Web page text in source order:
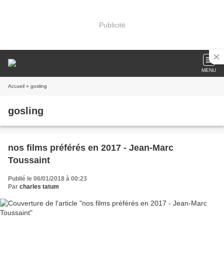
Publicité
MENU
Accueil » gosling
gosling
nos films préférés en 2017 - Jean-Marc
Toussaint
Publié le 06/01/2018 à 00:23
Par charles tatum